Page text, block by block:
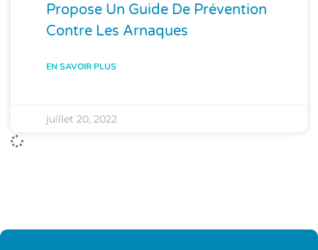
Propose Un Guide De Prévention
Contre Les Arnaques
EN SAVOIR PLUS
juillet 20, 2022